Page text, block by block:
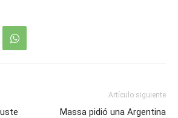
Artículo siguiente
Massa pidió una Argentina